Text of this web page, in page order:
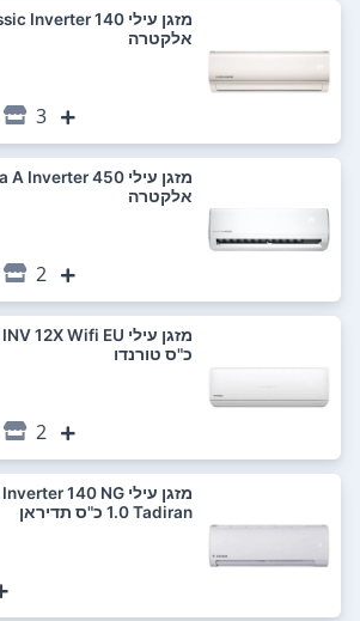
אלקטרה
3
אלקטרה
2
‏כ"ס טורנדו
2
Tadiran ‏1.0 ‏כ"ס תדיראן